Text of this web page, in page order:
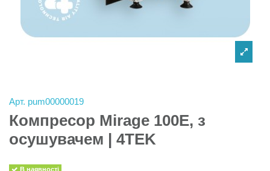
Арт. pum00000019
Компресор Mirage 100E, з
осушувачем | 4TEK
В наявності